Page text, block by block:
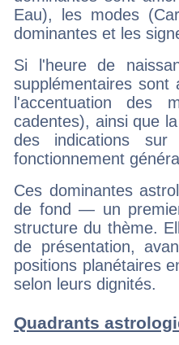
Eau), les modes
dominantes et les
Si l'heure de
supplémentaires sont
l'accentuation des
cadentes), ainsi que
des indications sur
fonctionnement
Ces dominantes
de fond — un
structure du thème.
de présentation,
positions planétaires
selon leurs dignités.
Quadrants